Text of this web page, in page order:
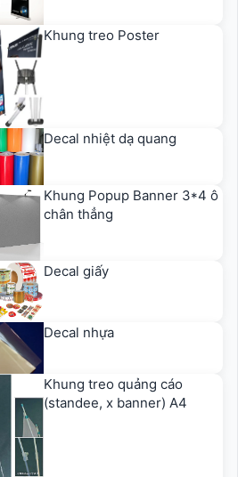
Khung treo Poster
Decal nhiệt dạ quang
Khung Popup Banner 3*4 ô
chân thẳng
Decal giấy
Decal nhựa
Khung treo quảng cáo
(standee, x banner) A4